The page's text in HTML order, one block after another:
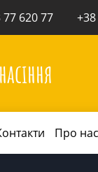
77 620 77
Про нас